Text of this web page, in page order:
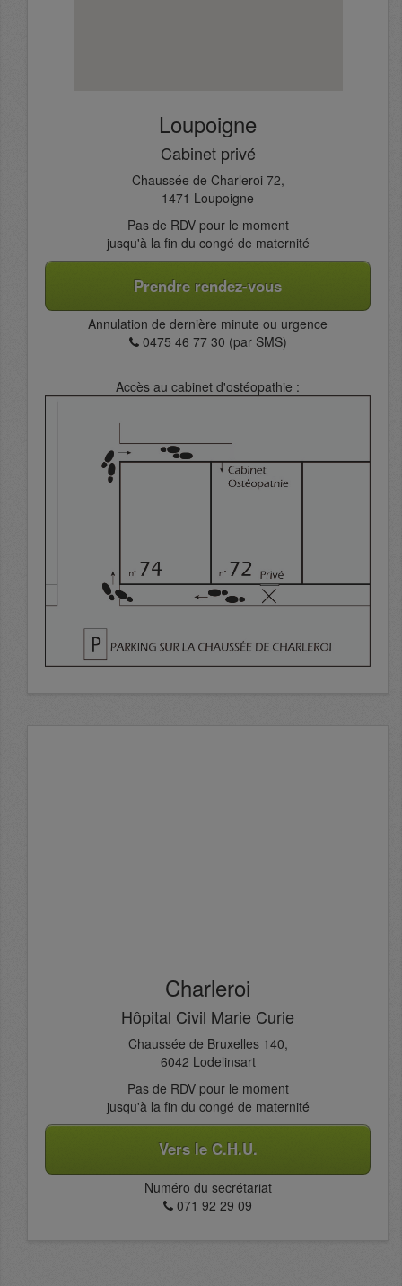
Loupoigne
Cabinet privé
Chaussée de Charleroi 72,
1471 Loupoigne
Pas de RDV pour le moment
jusqu'à la fin du congé de maternité
Prendre rendez-vous
Annulation de dernière minute ou urgence
0475 46 77 30 (par SMS)
Accès au cabinet d'ostéopathie :
Charleroi
Hôpital Civil Marie Curie
Chaussée de Bruxelles 140,
6042 Lodelinsart
Pas de RDV pour le moment
jusqu'à la fin du congé de maternité
Vers le C.H.U.
Numéro du secrétariat
071 92 29 09